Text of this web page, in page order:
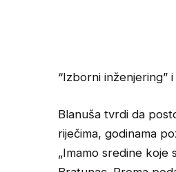
“Izborni inženjering”
Blanuša tvrdi da
riječima, godinama
„Imamo sredine